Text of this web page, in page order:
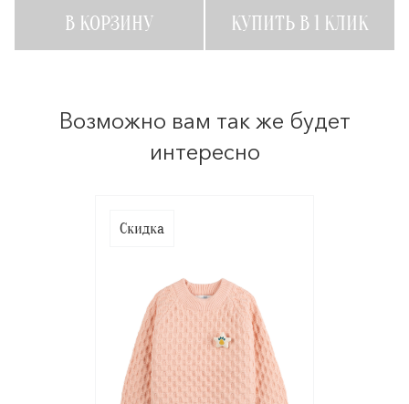
В КОРЗИНУ КУПИТЬ В 1 КЛИК
Возможно вам так же будет
интересно
Скидка